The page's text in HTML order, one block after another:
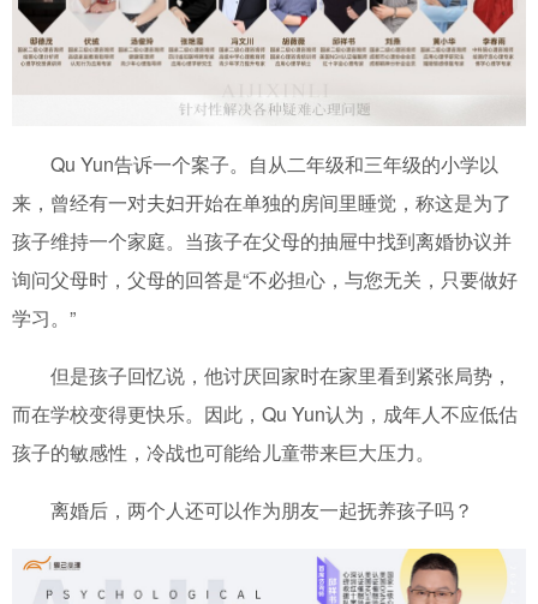
Qu Yun告诉一个案子。自从二年级和三年级的小学以
来，曾经有一对夫妇开始在单独的房间里睡觉，称这是为了
孩子维持一个家庭。当孩子在父母的抽屉中找到离婚协议并
询问父母时，父母的回答是“不必担心，与您无关，只要做好
学习。”
但是孩子回忆说，他讨厌回家时在家里看到紧张局势，
而在学校变得更快乐。因此，Qu Yun认为，成年人不应低估
孩子的敏感性，冷战也可能给儿童带来巨大压力。
离婚后，两个人还可以作为朋友一起抚养孩子吗？